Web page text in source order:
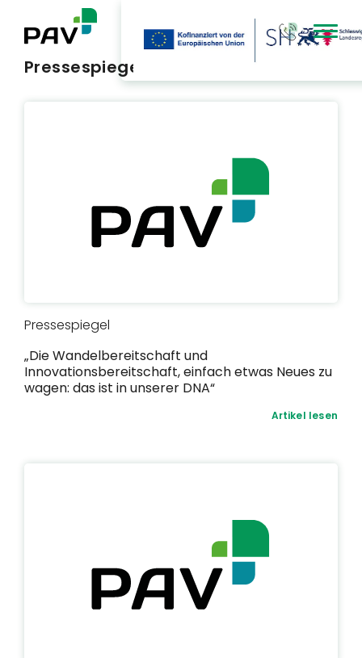
Pressespiegel
Pressespiegel
„Die Wandelbereitschaft und
Innovationsbereitschaft, einfach etwas Neues zu
wagen: das ist in unserer DNA“
Artikel lesen